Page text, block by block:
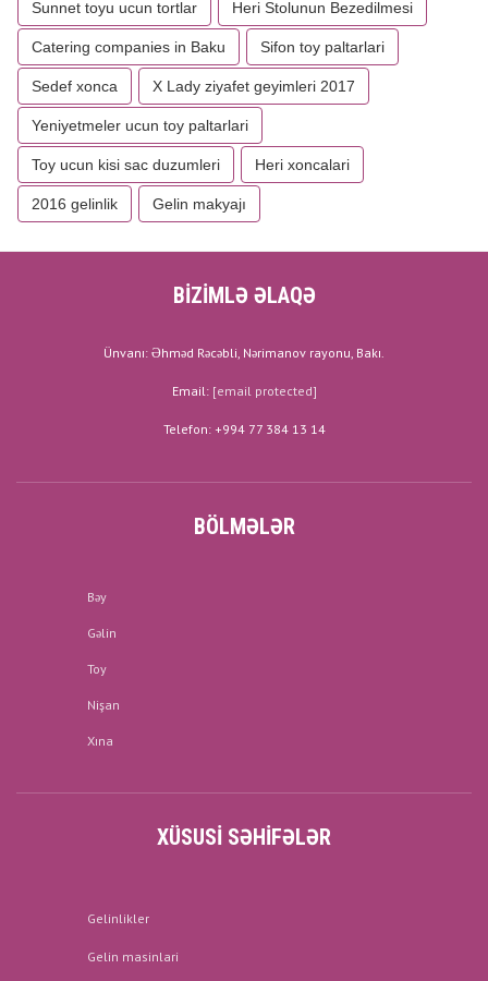
Sunnet toyu ucun tortlar Heri Stolunun Bezedilmesi
Catering companies in Baku Sifon toy paltarlari
Sedef xonca X Lady ziyafet geyimleri 2017
Yeniyetmeler ucun toy paltarlari
Toy ucun kisi sac duzumleri Heri xoncalari
2016 gelinlik Gelin makyajı
BİZİMLƏ ƏLAQƏ
Ünvanı: Əhməd Rəcəbli, Nərimanov rayonu, Bakı.
Email: [email protected]
Telefon: +994 77 384 13 14
BÖLMƏLƏR
Bəy
Gəlin
Toy
Nişan
Xına
XÜSUSI SƏHIFƏLƏR
Gelinlikler
Gelin masinlari